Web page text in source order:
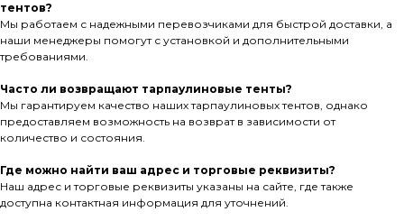
тентов?
Мы работаем с надежными перевозчиками для быстрой доставки, а
наши менеджеры помогут с установкой и дополнительными
требованиями.
Часто ли возвращают тарпаулиновые тенты?
Мы гарантируем качество наших тарпаулиновых тентов, однако
предоставляем возможность на возврат в зависимости от
количество и состояния.
Где можно найти ваш адрес и торговые реквизиты?
Наш адрес и торговые реквизиты указаны на сайте, где также
доступна контактная информация для уточнений.